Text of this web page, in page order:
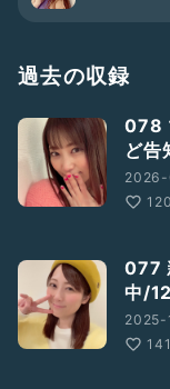
🗾 MAIRO(富山)
💵 当日:4,500円 前
↓詳細
https://twipla.jp/
🌰栗林みな実
https://
🎧サブスク🌰
過去の収録
078
ど告
120
077
中/
2025-